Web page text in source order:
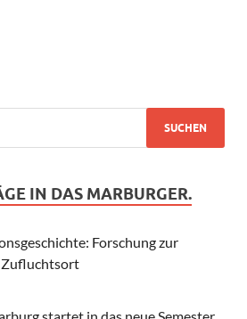
IN DAS MARBURGER.
Forschung zur
Zufluchtsort